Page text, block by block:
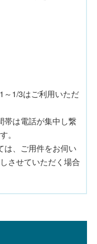
～1/3はご利用いただ
帯は電話が集中し繋
。
は、ご用件をお伺い
させていただく場合